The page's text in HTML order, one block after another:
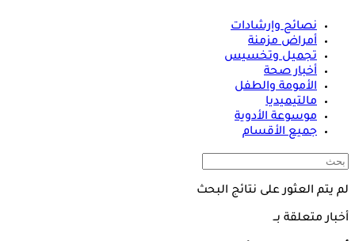
نصائح وإرشادات
أمراض مزمنة
تجميل وتخسيس
أخبار صحة
الأمومة والطفل
مالتيميديا
موسوعة الأدوية
جميع الأقسام
لم يتم العثور على نتائج البحث
أخبار متعلقة بــ